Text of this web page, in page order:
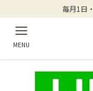
毎月1日
MENU